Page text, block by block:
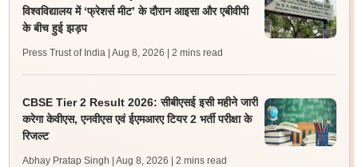
विश्वविद्यालय में ‘फ्रेशर्स मीट’ के दौरान आइसा और एबीवीपी
के बीच हुई झड़प
Press Trust of India | Aug 8, 2026 | 2 mins read
CBSE Tier 2 Result 2026: सीबीएसई इसी महीने जारी
करेगा केवीएस, एनवीएस एवं ईएमआरए टियर 2 भर्ती परीक्षा के
रिजल्ट
Abhay Pratap Singh | Aug 8, 2026 | 2 mins read